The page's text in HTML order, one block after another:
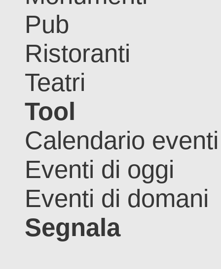
Pub
Ristoranti
Teatri
Tool
Calendario eventi
Eventi di oggi
Eventi di domani
Segnala